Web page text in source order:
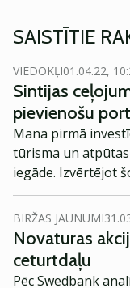
SAISTĪTIE
VIEDOKĻI01.04.22,
Sintijas
pievienošu
Mana pirmā
tūrisma un
iegāde. Izvērtējot
sapratu, ka
BIRŽAS JAUNUMI
Novaturas
ceturtdaļu
Pēc Swedbank